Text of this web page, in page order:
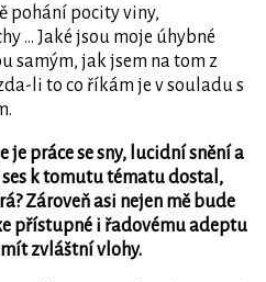
pohání pocity viny,
… Jaké jsou moje úhybné
samým, jak jsem na tom z
li to co říkám je v souladu s
je práce se sny, lucidní snění a
k tomutu tématu dostal,
Zároveň asi nejen mě bude
přístupné i řadovému adeptu
zvláštní vlohy.